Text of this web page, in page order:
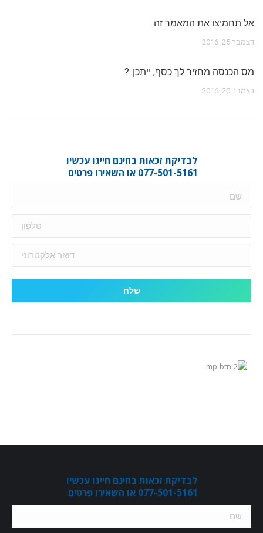
אל תחמיצו את המאמר זה
דצמבר 25, 2016
מס הכנסה מחזיר לך כסף, ייתכן..?
דצמבר 20, 2016
לבדיקת זכאות בחינם חייגו עכשיו
077-501-5161 או השאירו פרטים
לבדיקת זכאות בחינם חייגו עכשיו
077-501-5161 או השאירו פרטים